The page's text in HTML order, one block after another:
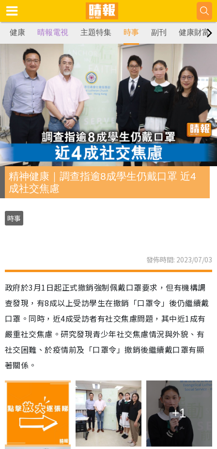
健康 晴報電視 主題特集 時事 副刊 健康財富
精神健康｜調查指逾8成學生仍戴口罩 近4
成社交焦慮
時事
發佈時間: 2023/07/03
政府於3月1日起正式撤銷強制佩戴口罩要求，但有機構調
查發現，有8成以上受訪學生在撤銷「口罩令」後仍繼續戴
口罩。同時，近4成受訪者有社交焦慮問題，其中近1成有
嚴重社交焦慮。研究發現青少年社交焦慮情況與外貌、有
社交困難、於疫情前及「口罩令」撤銷後繼續戴口罩有顯
著關係。
+1